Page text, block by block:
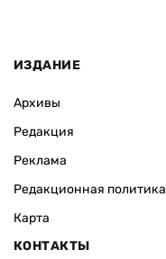
ИЗДАНИЕ
Архивы
Редакция
Реклама
Редакционная политика
Карта
КОНТАКТЫ